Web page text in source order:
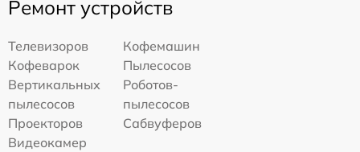
Ремонт устройств
Телевизоров
Кофемашин
Кофеварок
Пылесосов
Вертикальных
пылесосов
Роботов-
пылесосов
Проекторов
Сабвуферов
Видеокамер